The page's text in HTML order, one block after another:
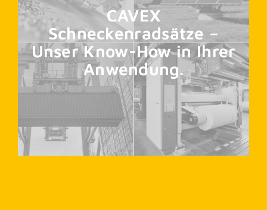
CAVEX
Schneckenradsätze –
Unser Know-How in Ihrer
Anwendung.